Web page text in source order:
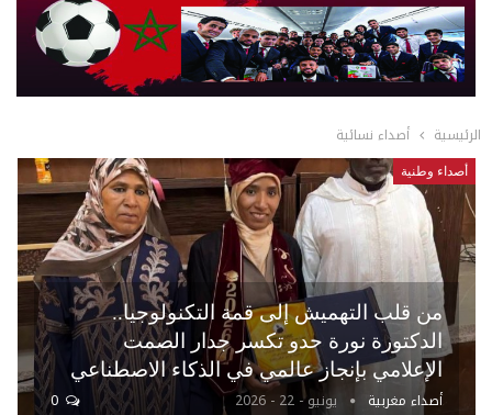
الرئيسية أصداء نسائية
أصداء وطنية
من قلب التهميش إلى قمة التكنولوجيا..
الدكتورة نورة حدو تكسر جدار الصمت
الإعلامي بإنجاز عالمي في الذكاء الاصطناعي
أصداء مغربية يونيو - 22 - 2026